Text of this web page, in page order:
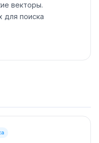
векторы.
для поиска